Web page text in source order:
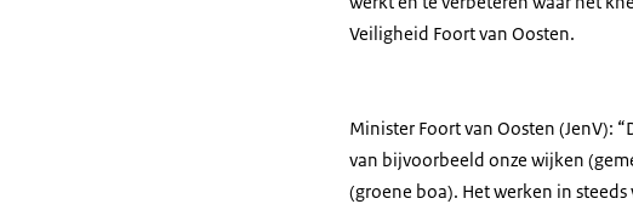
Veiligheid Foort van Oosten.
Minister Foort van Oosten (JenV):
van bijvoorbeeld onze wijken
(groene boa). Het werken in